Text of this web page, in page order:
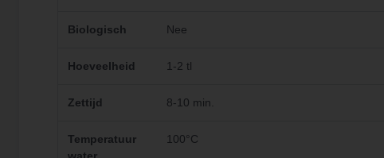
Biologisch Nee
Hoeveelheid 1-2 tl
Zettijd 8-10 min.
Temperatuur
100°C